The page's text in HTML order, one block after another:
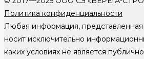
Политика конфиденциальности
Любая информация,
носит исключительно
каких условиях не является